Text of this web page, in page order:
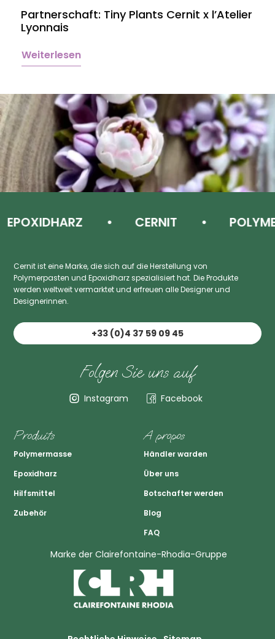
Partnerschaft: Tiny Plants Cernit x l’Atelier
Lyonnais
Weiterlesen
CERNIT POLYMER
Cernit ist eine Marke, die sich auf die Herstellung von
Polymerpasten und Epoxidharz spezialisiert hat. Die Produkte
werden weltweit vermarktet und erfreuen alle Designer und
Designerinnen.
+33 (0)4 37 59 09 45
Folgen Sie uns auf
Instagram Facebook
Produits
Polymermasse
Epoxidharz
Hilfsmittel
Zubehör
A propos
Händler warden
Über uns
Botschafter werden
Blog
FAQ
Marke der Clairefontaine-Rhodia-Gruppe